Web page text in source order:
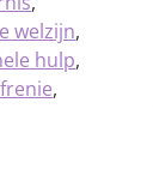
welzijn,
hulp,
,